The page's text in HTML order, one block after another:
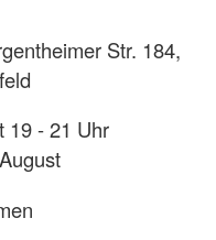
Str. 184,
19 - 21 Uhr